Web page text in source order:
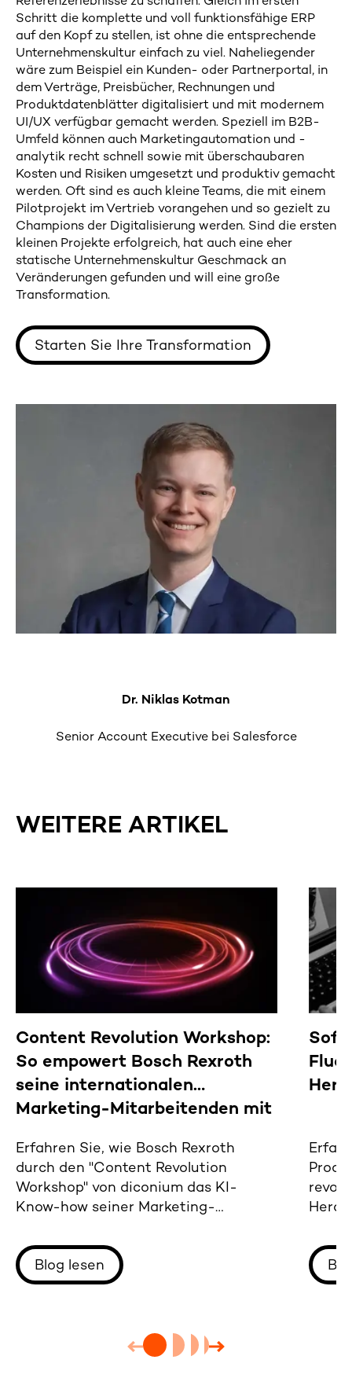
Schritt die komplette und voll funktionsfähige ERP
auf den Kopf zu stellen, ist ohne die entsprechende
Unternehmenskultur einfach zu viel. Naheliegender
wäre zum Beispiel ein Kunden- oder Partnerportal, in
dem Verträge, Preisbücher, Rechnungen und
Produktdatenblätter digitalisiert und mit modernem
UI/UX verfügbar gemacht werden. Speziell im B2B-
Umfeld können auch Marketingautomation und -
analytik recht schnell sowie mit überschaubaren
Kosten und Risiken umgesetzt und produktiv gemacht
werden. Oft sind es auch kleine Teams, die mit einem
Pilotprojekt im Vertrieb vorangehen und so gezielt zu
Champions der Digitalisierung werden. Sind die ersten
kleinen Projekte erfolgreich, hat auch eine eher
statische Unternehmenskultur Geschmack an
Veränderungen gefunden und will eine große
Transformation.
Starten Sie Ihre Transformation
Dr. Niklas Kotman
Senior Account Executive bei Salesforce
WEITERE ARTIKEL
Content Revolution Workshop:
So empowert Bosch Rexroth
seine internationalen
Marketing-Mitarbeitenden mit
Erfahren Sie, wie Bosch Rexroth
durch den "Content Revolution
Workshop" von diconium das KI-
Know-how seiner Marketing-
Blog lesen